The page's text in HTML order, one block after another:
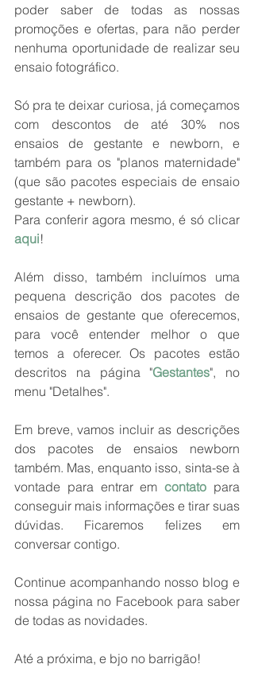
poder saber de todas as nossas
promoções e ofertas, para não perder
nenhuma oportunidade de realizar seu
ensaio fotográfico.
Só pra te deixar curiosa, já começamos
com descontos de até 30% nos
ensaios de gestante e newborn, e
também para os "planos maternidade"
(que são pacotes especiais de ensaio
gestante + newborn).
aqui!
Além disso, também incluímos uma
pequena descrição dos pacotes de
ensaios de gestante que oferecemos,
para você entender melhor o que
temos a oferecer. Os pacotes estão
descritos na página "Gestantes", no
menu "Detalhes".
Em breve, vamos incluir as descrições
dos pacotes de ensaios newborn
também. Mas, enquanto isso, sinta-se à
vontade para entrar em contato para
conseguir mais informações e tirar suas
dúvidas. Ficaremos felizes em
conversar contigo.
Continue acompanhando nosso blog e
nossa página no Facebook para saber
de todas as novidades.
Até a próxima, e bjo no barrigão!